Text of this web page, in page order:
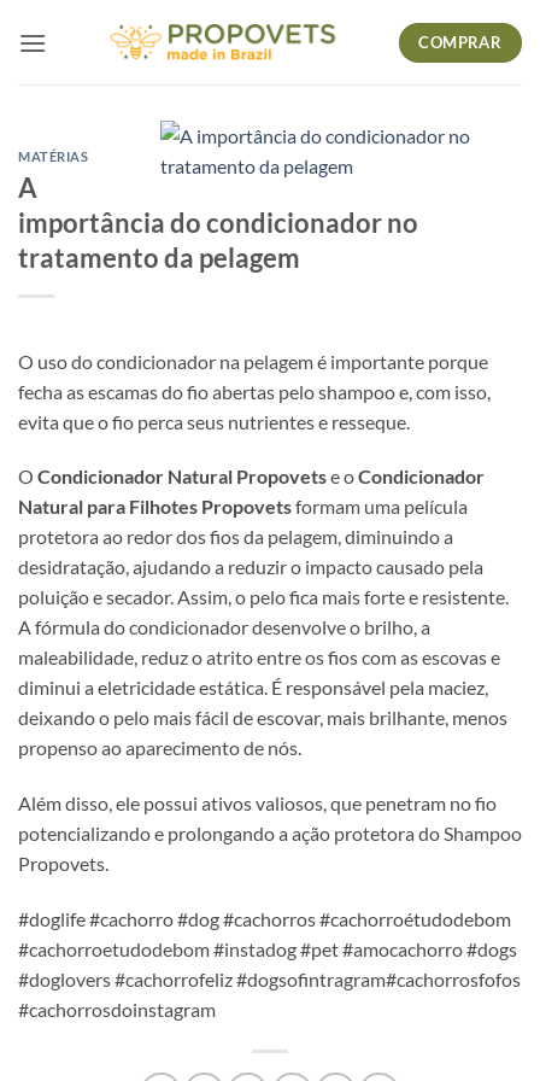
COMPRAR
MATÉRIAS
A
importância do condicionador no
tratamento da pelagem
O uso do condicionador na pelagem é importante porque
fecha as escamas do fio abertas pelo shampoo e, com isso,
evita que o fio perca seus nutrientes e resseque.
O Condicionador Natural Propovetse oCondicionador
Natural para Filhotes Propovetsformam uma película
protetora ao redor dos fios da pelagem, diminuindo a
desidratação, ajudando a reduzir o impacto causado pela
poluição e secador. Assim, o pelo fica mais forte e resistente.
A fórmula do condicionador desenvolve o brilho, a
maleabilidade, reduz o atrito entre os fios com as escovas e
diminui a eletricidade estática. É responsável pela maciez,
deixando o pelo mais fácil de escovar, mais brilhante, menos
propenso ao aparecimento de nós.
Além disso, ele possui ativos valiosos, que penetram no fio
potencializando e prolongando a ação protetora do Shampoo
Propovets.
#doglife #cachorro #dog #cachorros #cachorroétudodebom
#cachorroetudodebom #instadog #pet #amocachorro #dogs
#doglovers #cachorrofeliz #dogsofintragram#cachorrosfofos
#cachorrosdoinstagram